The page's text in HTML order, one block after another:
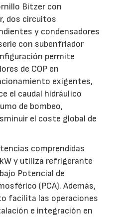
Bitzer con
dos circuitos
y condensadores
con subenfriador
permite
de COP en
exigentes,
el caudal hidráulico
de bombeo,
el coste global de
comprendidas
y utiliza refrigerante
Potencial de
(PCA). Además,
facilita las operaciones
e integración en